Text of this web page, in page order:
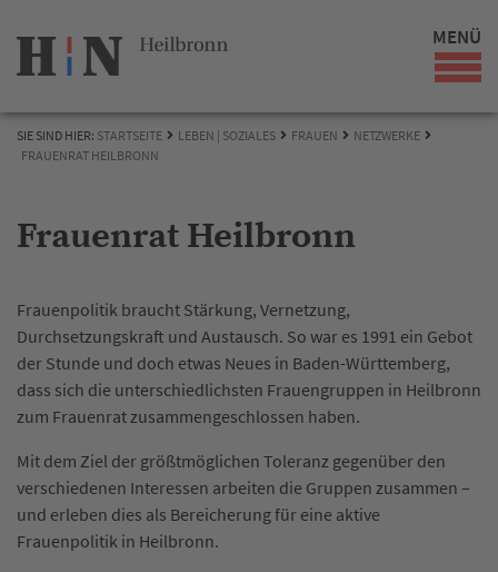
MENÜ
SIE SIND HIER: STARTSEITE LEBEN | SOZIALES FRAUEN
NETZWERKE
FRAUENRAT HEILBRONN
Frauenrat Heilbronn
Frauenpolitik braucht Stärkung, Vernetzung,
Durchsetzungskraft und Austausch. So war es 1991 ein Gebot
der Stunde und doch etwas Neues in Baden-Württemberg,
dass sich die unterschiedlichsten Frauengruppen in Heilbronn
zum Frauenrat zusammengeschlossen haben.
Mit dem Ziel der größtmöglichen Toleranz gegenüber den
verschiedenen Interessen arbeiten die Gruppen zusammen –
und erleben dies als Bereicherung für eine aktive
Frauenpolitik in Heilbronn.